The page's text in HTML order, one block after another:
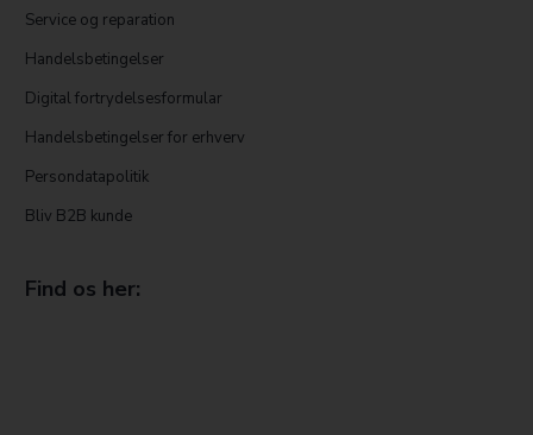
Service og reparation
Handelsbetingelser
Digital fortrydelsesformular
Handelsbetingelser for erhverv
Persondatapolitik
Bliv B2B kunde
Find os her: